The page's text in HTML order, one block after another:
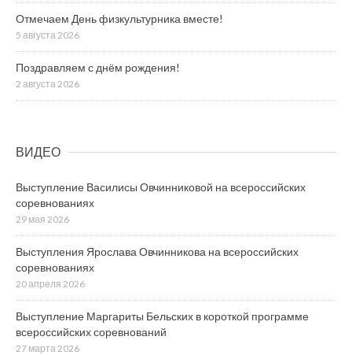
Отмечаем День физкультурника вместе!
5 августа 2026
Поздравляем с днём рождения!
2 августа 2026
ВИДЕО
Выступление Василисы Овчинниковой на всероссийских
соревнованиях
29 мая 2026
Выступления Ярослава Овчинникова на всероссийских
соревнованиях
20 апреля 2026
Выступление Маргариты Бельских в короткой программе
всероссийских соревнований
27 марта 2026